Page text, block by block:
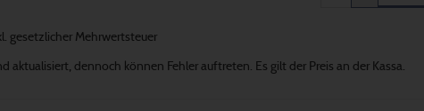
gesetzlicher Mehrwertsteuer
aktualisiert, dennoch können Fehler auftreten. Es gilt der Preis an der Kassa.